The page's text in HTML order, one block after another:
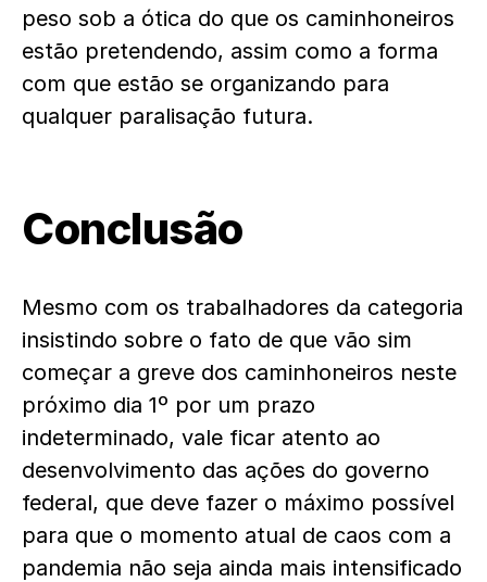
peso sob a ótica do que os caminhoneiros
estão pretendendo, assim como a forma
com que estão se organizando para
qualquer paralisação futura.
Conclusão
Mesmo com os trabalhadores da categoria
insistindo sobre o fato de que vão sim
começar a greve dos caminhoneiros neste
próximo dia 1º por um prazo
indeterminado, vale ficar atento ao
desenvolvimento das ações do governo
federal, que deve fazer o máximo possível
para que o momento atual de caos com a
pandemia não seja ainda mais intensificado